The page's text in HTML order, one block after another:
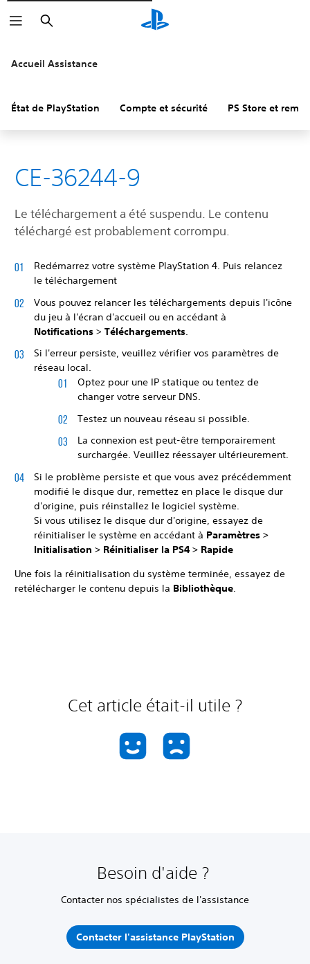
Rechercher
Accueil Assistance
État de PlayStation Compte et sécurité PS Store et
CE-36244-9
Le téléchargement a été suspendu. Le contenu
téléchargé est probablement corrompu.
Redémarrez votre système PlayStation 4. Puis relancez
le téléchargement
Vous pouvez relancer les téléchargements depuis l'icône
du jeu à l'écran d'accueil ou en accédant à
Notifications > Téléchargements
Si l'erreur persiste, veuillez vérifier vos paramètres de
réseau local.
Optez pour une IP statique ou tentez de
changer votre serveur DNS.
Testez un nouveau réseau si possible.
La connexion est peut-être temporairement
surchargée. Veuillez réessayer ultérieurement.
Si le problème persiste et que vous avez précédemment
modifié le disque dur, remettez en place le disque dur
d'origine, puis réinstallez le logiciel système.
Si vous utilisez le disque dur d'origine, essayez de
réinitialiser le système en accédant à Paramètres >
Initialisation > Réinitialiser la PS4 > Rapide
Une fois la réinitialisation du système terminée, essayez de
retélécharger le contenu depuis la Bibliothèque
Cet article était-il utile ?
Besoin d'aide ?
Contacter nos spécialistes de l'assistance
Contacter l'assistance PlayStation